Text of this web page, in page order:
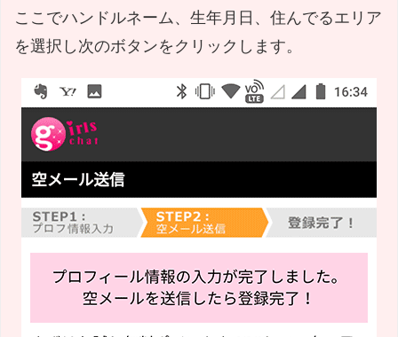
ここでハンドルネーム、生年月日、住んでるエリア
を選択し次のボタンをクリックします。